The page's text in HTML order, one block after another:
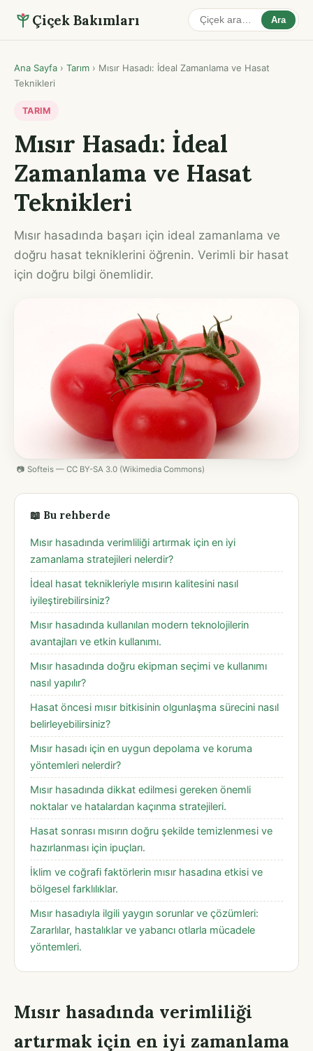
Çiçek Bakımları Ara
Ana Sayfa › Tarım › Mısır Hasadı: İdeal Zamanlama ve Hasat
Teknikleri
TARIM
Mısır Hasadı: İdeal
Zamanlama ve Hasat
Teknikleri
Mısır hasadında başarı için ideal zamanlama ve
doğru hasat tekniklerini öğrenin. Verimli bir hasat
için doğru bilgi önemlidir.
📷 Softeis — CC BY-SA 3.0 (Wikimedia Commons)
📖 Bu rehberde
Mısır hasadında verimliliği artırmak için en iyi
zamanlama stratejileri nelerdir?
İdeal hasat teknikleriyle mısırın kalitesini nasıl
iyileştirebilirsiniz?
Mısır hasadında kullanılan modern teknolojilerin
avantajları ve etkin kullanımı.
Mısır hasadında doğru ekipman seçimi ve kullanımı
nasıl yapılır?
Hasat öncesi mısır bitkisinin olgunlaşma sürecini nasıl
belirleyebilirsiniz?
Mısır hasadı için en uygun depolama ve koruma
yöntemleri nelerdir?
Mısır hasadında dikkat edilmesi gereken önemli
noktalar ve hatalardan kaçınma stratejileri.
Hasat sonrası mısırın doğru şekilde temizlenmesi ve
hazırlanması için ipuçları.
İklim ve coğrafi faktörlerin mısır hasadına etkisi ve
bölgesel farklılıklar.
Mısır hasadıyla ilgili yaygın sorunlar ve çözümleri:
Zararlılar, hastalıklar ve yabancı otlarla mücadele
yöntemleri.
Mısır hasadında verimliliği
artırmak için en iyi zamanlama